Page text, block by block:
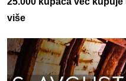
više